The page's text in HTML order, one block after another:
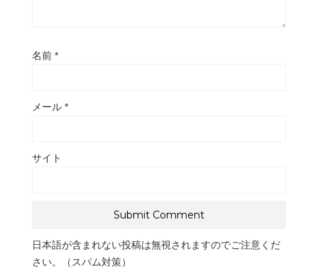
名前 *
メール *
サイト
日本語が含まれない投稿は無視されますのでご注意くだ
さい。（スパム対策）